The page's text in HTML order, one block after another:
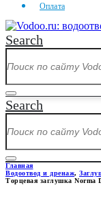
Оплата
Search
Search
Главная
Водоотвод и дренаж,
Торцевая заглушка Norma